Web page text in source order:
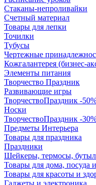
Стаканы-непроливайки
Счетный материал
Товары для лепки
Точилки
Тубусы
Чертежные
Кожгалантерея (бизнес-
Элементы питания
Творчество Праздник
Развивающие игры
ТворчествоПраздник -
Носки
ТворчествоПраздник -
Предметы Интерьера
Товары для праздника
Праздники
Шейкеры, термосы,
Товары для дома, посуда
Товары для красоты и
Гаджеты и электроника